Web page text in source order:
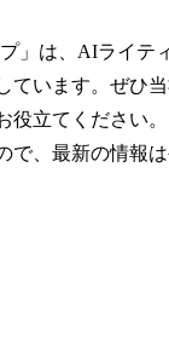
」は、AIライテ
ています。ぜひ
役立てください
で、最新の情報